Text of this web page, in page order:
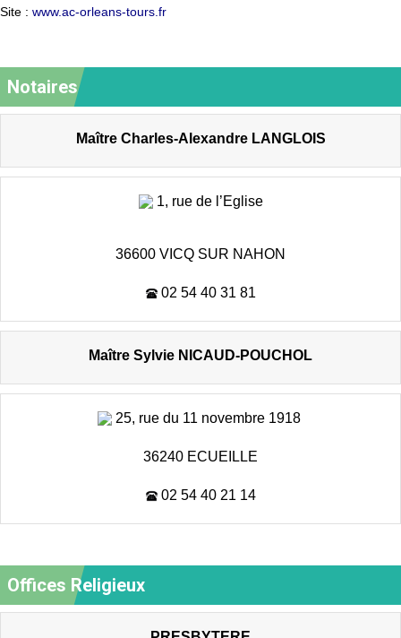
Site : www.ac-orleans-tours.fr
Notaires
Maître Charles-Alexandre LANGLOIS
1, rue de l’Eglise
36600 VICQ SUR NAHON
02 54 40 31 81
Maître Sylvie NICAUD-POUCHOL
25, rue du 11 novembre 1918
36240 ECUEILLE
02 54 40 21 14
Offices Religieux